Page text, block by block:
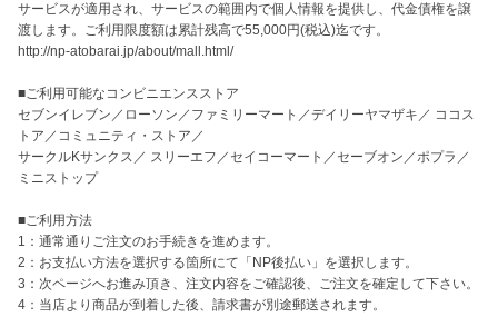
サービスが適用され、サービスの範囲内で個人情報を提供し、代金債権を譲
渡します。ご利用限度額は累計残高で55,000円(税込)迄です。
http://np-atobarai.jp/about/mall.html/
■ご利用可能なコンビニエンスストア
セブンイレブン／ローソン／ファミリーマート／デイリーヤマザキ／ ココス
トア／コミュニティ・ストア／
サークルKサンクス／ スリーエフ／セイコーマート／セーブオン／ポプラ／
ミニストップ
■ご利用方法
1：通常通りご注文のお手続きを進めます。
2：お支払い方法を選択する箇所にて「NP後払い」を選択します。
3：次ページへお進み頂き、注文内容をご確認後、ご注文を確定して下さい。
4：当店より商品が到着した後、請求書が別途郵送されます。